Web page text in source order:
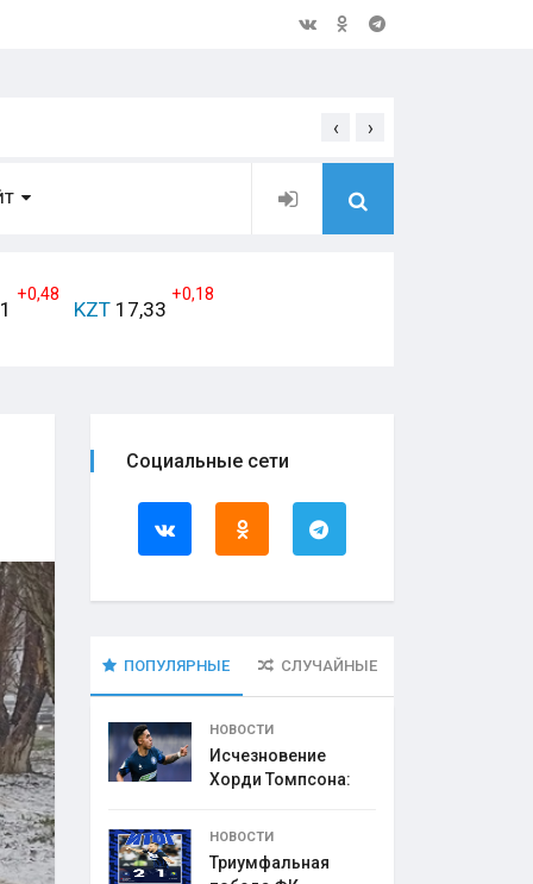
Открытое обращение
‹ ›
+0,48
KZT 17,33
+0,18
Социальные сети
ПОПУЛЯРНЫЕ СЛУЧАЙНЫЕ
НОВОСТИ
Исчезновение
Хорди Томпсона:
НОВОСТИ
Триумфальная